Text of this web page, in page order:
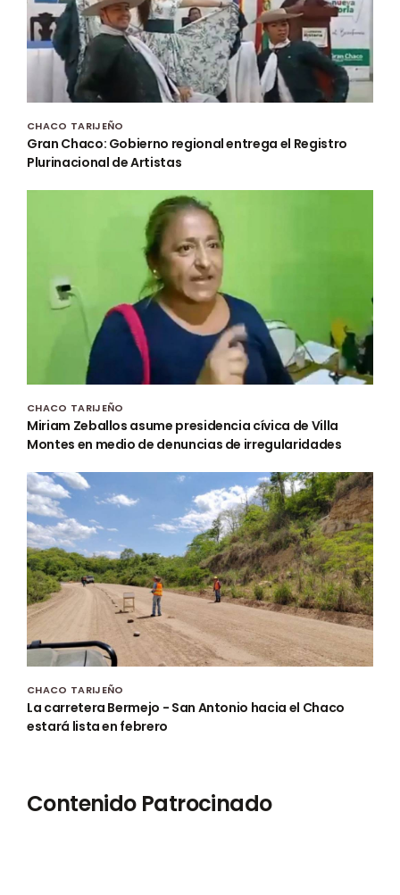
CHACO TARIJEÑO
Gran Chaco: Gobierno regional entrega el Registro
Plurinacional de Artistas
CHACO TARIJEÑO
Miriam Zeballos asume presidencia cívica de Villa
Montes en medio de denuncias de irregularidades
CHACO TARIJEÑO
La carretera Bermejo - San Antonio hacia el Chaco
estará lista en febrero
Contenido Patrocinado